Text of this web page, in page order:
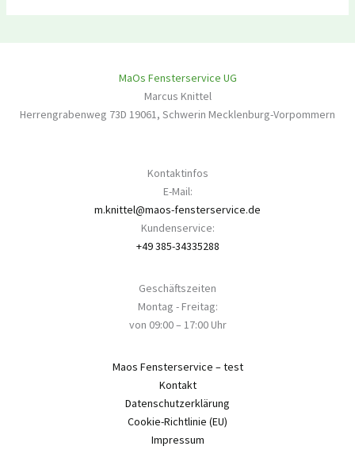
MaOs Fensterservice UG
Marcus Knittel
Herrengrabenweg 73D 19061, Schwerin Mecklenburg-Vorpommern
Kontaktinfos
E-Mail:
m.knittel@maos-fensterservice.de
Kundenservice:
+49 385-34335288
Geschäftszeiten
Montag - Freitag:
von 09:00 – 17:00 Uhr
Maos Fensterservice – test
Kontakt
Datenschutzerklärung
Cookie-Richtlinie (EU)
Impressum